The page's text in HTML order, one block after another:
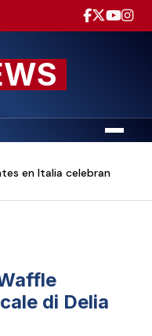
Menu
en Italia celebran
di Delia